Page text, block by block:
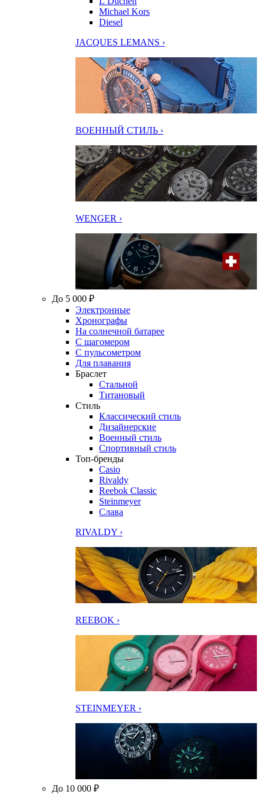
Michael Kors
Diesel
JACQUES LEMANS ›
ВОЕННЫЙ СТИЛЬ ›
WENGER ›
До 5 000 ₽
Электронные
Хронографы
На солнечной батарее
С шагомером
С пульсометром
Для плавания
Браслет
Стальной
Титановый
Стиль
Классический стиль
Дизайнерские
Военный стиль
Спортивный стиль
Топ-бренды
Casio
Rivaldy
Reebok Classic
Steinmeyer
Слава
RIVALDY ›
REEBOK ›
STEINMEYER ›
До 10 000 ₽